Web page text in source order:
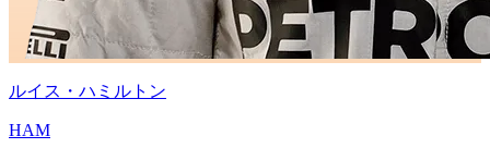
ルイス・ハミルトン
HAM